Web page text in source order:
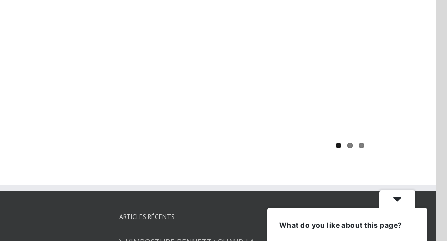
ARTICLES RÉCENTS
What do you like about this page?